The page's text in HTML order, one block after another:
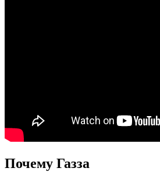
Почему Газза